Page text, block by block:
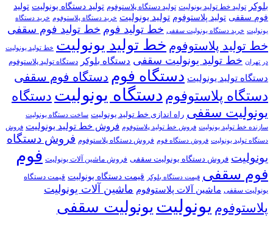
بلوکر تولید خط تولید یونولیت تولید دستگاه پلاستوفوم تولید دستگاه یونولیت تولید
فوم سقفی تولید پلاستوفوم تولید یونولیت خرید دستگاه پلاستوفوم خرید دستگاه
یونولیت خرید دستگاه یونولیت سقفی خط تولید فوم خط تولید فوم سقفی
خط تولید پلاستوفوم خط تولید یونولیت خط تولید یونولیت
در تهران خط تولید یونولیت سقفی دستگاه بلوکر دستگاه تولید پلاستوفوم
دستگاه تولید یونولیت دستگاه فوم دستگاه فوم سقفی
دستگاه پلاستوفوم دستگاه یونولیت دستگاه
یونولیت سقفی راه اندازی خط تولید یونولیت ساخت دستگاه یونولیت
سازنده خط تولید یونولیت فروش خط تولید پلاستوفوم فروش خط تولید یونولیت فروش
دستگاه تولید یونولیت فروش دستگاه فوم فروش دستگاه پلاستوفوم فروش دستگاه
یونولیت فروش دستگاه یونولیت سقفی فروش ماشین آلات یونولیت فوم
فوم سقفی قیمت دستگاه بلوکر قیمت دستگاه یونولیت قیمت دستگاه
یونولیت سقفی ماشین آلات پلاستوفوم ماشین آلات یونولیت
پلاستوفوم یونولیت یونولیت سقفی